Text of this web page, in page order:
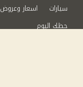
سيارات
اسعار وعروض
حظك اليوم